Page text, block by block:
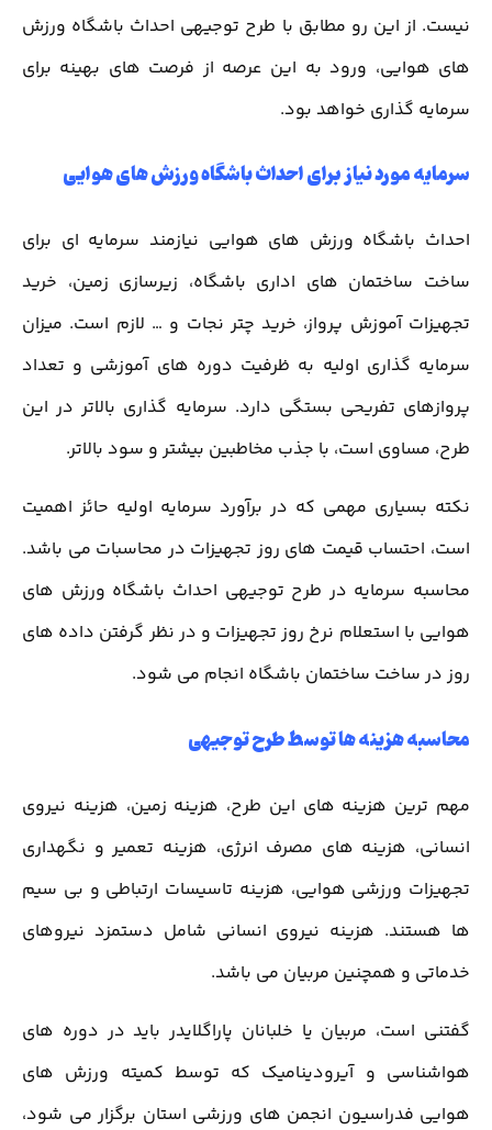
نیست. از این رو مطابق با طرح توجیهی احداث باشگاه ورزش
های هوایی، ورود به این عرصه از فرصت های بهینه برای
سرمایه گذاری خواهد بود.
سرمایه مورد نیاز برای احداث باشگاه ورزش های هوایی
احداث باشگاه ورزش های هوایی نیازمند سرمایه ای برای
ساخت ساختمان های اداری باشگاه، زیرسازی زمین، خرید
تجهیزات آموزش پرواز، خرید چتر نجات و … لازم است. میزان
سرمایه گذاری اولیه به ظرفیت دوره های آموزشی و تعداد
پروازهای تفریحی بستگی دارد. سرمایه گذاری بالاتر در این
طرح، مساوی است، با جذب مخاطبین بیشتر و سود بالاتر.
نکته بسیاری مهمی که در برآورد سرمایه اولیه حائز اهمیت
است، احتساب قیمت های روز تجهیزات در محاسبات می باشد.
محاسبه سرمایه در طرح توجیهی احداث باشگاه ورزش های
هوایی با استعلام نرخ روز تجهیزات و در نظر گرفتن داده های
روز در ساخت ساختمان باشگاه انجام می شود.
محاسبه هزینه ها توسط طرح توجیهی
مهم ترین هزینه های این طرح، هزینه زمین، هزینه نیروی
انسانی، هزینه های مصرف انرژی، هزینه تعمیر و نگهداری
تجهیزات ورزشی هوایی، هزینه تاسیسات ارتباطی و بی سیم
ها هستند. هزینه نیروی انسانی شامل دستمزد نیروهای
خدماتی و همچنین مربیان می باشد.
گفتنی است، مربیان یا خلبانان پاراگلایدر باید در دوره های
هواشناسی و آیرودینامیک که توسط کمیته ورزش های
هوایی فدراسیون انجمن های ورزشی استان برگزار می شود،